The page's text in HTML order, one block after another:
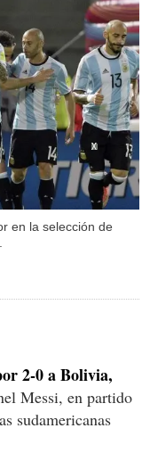
en la selección de
X
X
2-0 a Bolivia,
Messi, en partido
sudamericanas